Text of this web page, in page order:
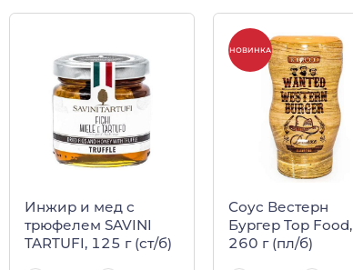
Инжир и мед с
трюфелем SAVINI
TARTUFI, 125 г (ст/б)
НОВИНКА
Соус Вестерн
Бургер Top Food,
260 г (пл/б)